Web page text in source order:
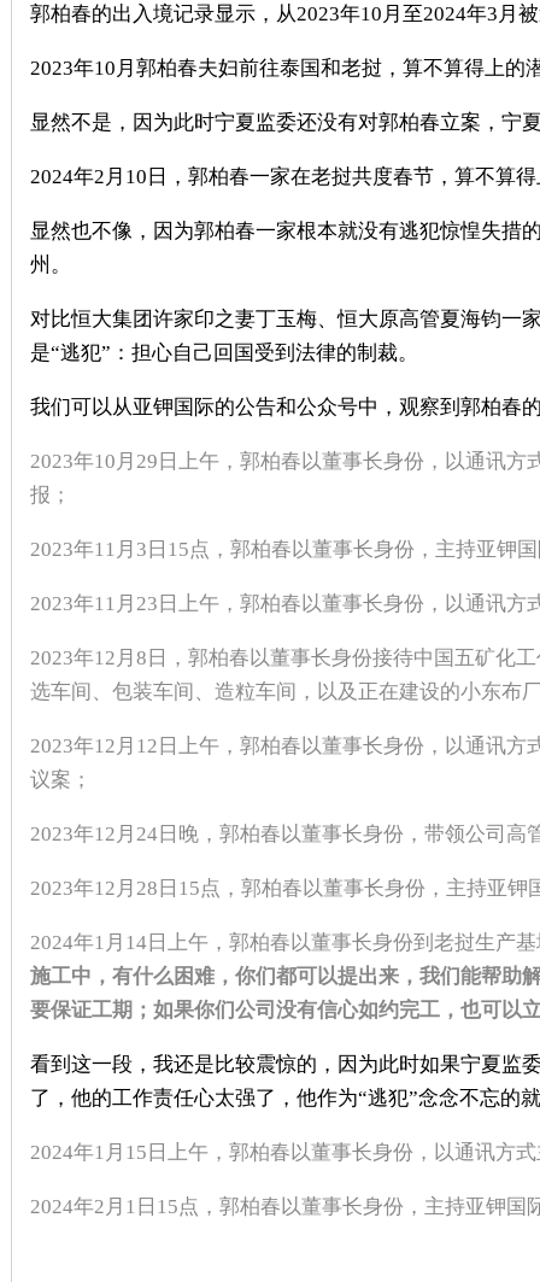
郭柏春的出入境记录显示，从2023年10 月至2024年3 月
2023年10 月郭柏春夫妇前往泰国和老挝，算不算得上的
显然不是，因为此时宁夏监委还没有对郭柏春立案，宁
2024年2 月 10 日，郭柏春一家在老挝共度春节，算不算
显然也不像，因为郭柏春一家根本就没有逃犯惊惶失措
州。
对比恒大集团许家印之妻丁玉梅、恒大原高管夏海钧一
是“逃犯”：担心自己回国受到法律的制裁。
我们可以从亚钾国际的公告和公众号中，观察到郭柏春
2023年10 月 29 日上午，郭柏春以董事长身份，以通讯
报；
2023年11 月 3 日 15点，郭柏春以董事长身份，主持亚钾
2023年11 月 23 日上午，郭柏春以董事长身份，以通讯
2023年12 月 8 日，郭柏春以董事长身份接待中国五矿化
选车间、包装车间、造粒车间，以及正在建设的小东布
2023年12 月 12 日上午，郭柏春以董事长身份，以通讯
议案；
2023年12 月 24日晚，郭柏春以董事长身份，带领公司高
2023年12 月 28 日 15点，郭柏春以董事长身份，主持亚钾
2024年1 月 14日上午，郭柏春以董事长身份到 老挝生产
施工中，有什么困难，你们都可以提出来，我们能帮助
要保证工期；如果你们公司没有信心如约完工，也可以
看到这一段，我还是比较震惊的，因为此时如果宁夏监
了，他的工作责任心太强了，他作为“逃犯”念念不忘的
2024年1 月 15 日上午，郭柏春以董事长身份，以通讯方
2024年2 月 1 日 15点，郭柏春以董事长身份，主持亚钾国